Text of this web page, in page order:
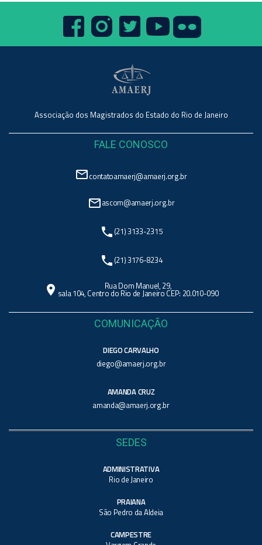
Associação dos Magistrados do Estado do Rio de Janeiro
FALE CONOSCO
mail_outlinecontatoamaerj@amaerj.org.br
mail_outlineascom@amaerj.org.br
phone (21) 3133-2315
phone (21) 3176-8234
location_on Rua Dom Manuel, 29,
sala 104, Centro do Rio de Janeiro CEP: 20.010-090
COMUNICAÇÃO
DIEGO CARVALHO
diego@amaerj.org.br
AMANDA CRUZ
amanda@amaerj.org.br
SEDES
ADMINISTRATIVA
Rio de Janeiro
PRAIANA
São Pedro da Aldeia
CAMPESTRE